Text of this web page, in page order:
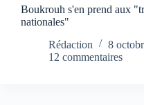
Boukrouh s'en prend aux
nationales"
Rédaction
8
12 commentaires